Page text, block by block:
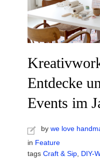
Entdecke
Events im
by we love
in Feature
tags Craft & Sip DIY-